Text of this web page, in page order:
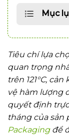
Mục
Tiêu chí lựa
quan trọng
trên 121°C,
vệ hàm lượng
quyết định
tháng của sản
Packagingđể